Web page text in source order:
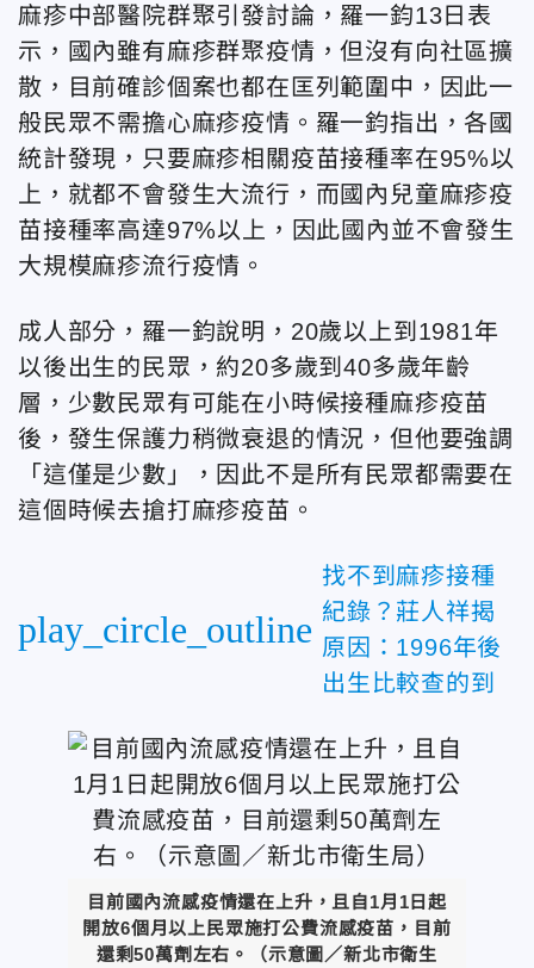
麻疹中部醫院群聚引發討論，羅一鈞13日表
示，國內雖有麻疹群聚疫情，但沒有向社區擴
散，目前確診個案也都在匡列範圍中，因此一
般民眾不需擔心麻疹疫情。羅一鈞指出，各國
統計發現，只要麻疹相關疫苗接種率在95%以
上，就都不會發生大流行，而國內兒童麻疹疫
苗接種率高達97%以上，因此國內並不會發生
大規模麻疹流行疫情。
成人部分，羅一鈞說明，20歲以上到1981年
以後出生的民眾，約20多歲到40多歲年齡
層，少數民眾有可能在小時候接種麻疹疫苗
後，發生保護力稍微衰退的情況，但他要強調
「這僅是少數」，因此不是所有民眾都需要在
這個時候去搶打麻疹疫苗。
play_circle_outline
找不到麻疹接種
紀錄？莊人祥揭
原因：1996年後
出生比較查的到
目前國內流感疫情還在上升，且自1月1日起
開放6個月以上民眾施打公費流感疫苗，目前
還剩50萬劑左右。
（示意圖／新北市衛生